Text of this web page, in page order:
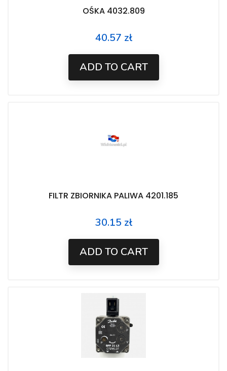
OŚKA 4032.809
Price
40.57 zł
ADD TO CART
FILTR ZBIORNIKA PALIWA 4201.185
Price
30.15 zł
ADD TO CART